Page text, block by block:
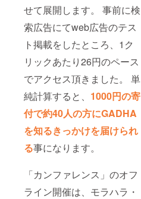
せて展開します。 事前に検
索広告にてweb広告のテス
ト掲載をしたところ、1ク
リックあたり26円のペース
でアクセス頂きました。 単
純計算すると、 1000円の寄
付で約40人の方にGADHA
を知るきっかけを届けられ
る事になります。
「カンファレンス」のオフ
ライン開催は、モラハラ・